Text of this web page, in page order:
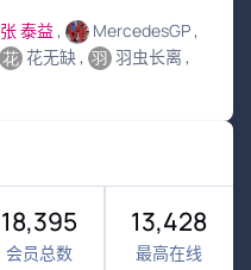
张 泰益
MercedesGP
花无缺
羽虫长离
18,395
会员总数
13,428
最高在线